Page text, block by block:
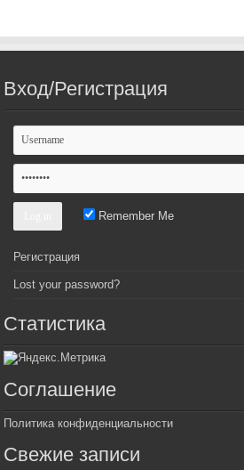
Вход/Регистрация
Remember Me
Регистрация
Lost your password?
Статистика
Соглашение
Политика конфиденциальности
Свежие записи